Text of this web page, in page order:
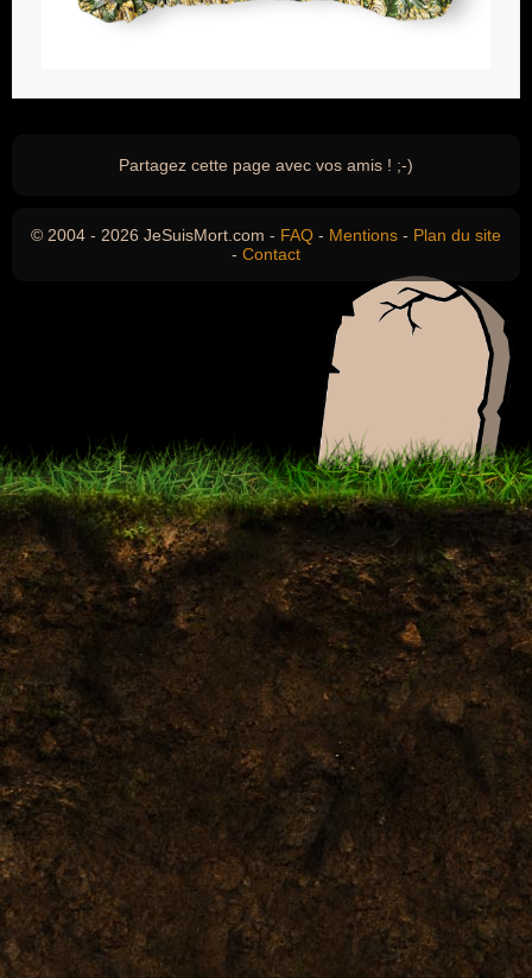
Partagez cette page avec vos amis ! ;-)
© 2004 - 2026 JeSuisMort.com - FAQ - Mentions - Plan du site
- Contact